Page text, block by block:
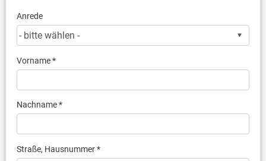
Anrede
Vorname *
Nachname *
Straße, Hausnummer *